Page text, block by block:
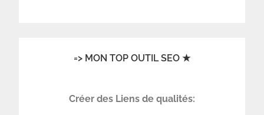
=> MON TOP OUTIL SEO ★
Créer des Liens de qualités: